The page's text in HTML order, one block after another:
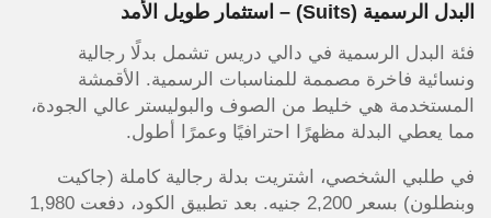
البدل الرسمية (Suits) – استثمار طويل الأمد
فئة البدل الرسمية في دالي دريس تشمل بدلًا رجالية
ونسائية فاخرة مصممة للمناسبات الرسمية. الأقمشة
المستخدمة هي خليط من الصوف والبوليستر عالي الجودة،
مما يعطي البدلة مظهرًا احترافيًا وعمرًا أطول.
في طلبي الشخصي، اشتريت بدلة رجالية كاملة (جاكيت
وبنطلون) بسعر 2,200 جنيه. بعد تطبيق الكود، دفعت 1,980